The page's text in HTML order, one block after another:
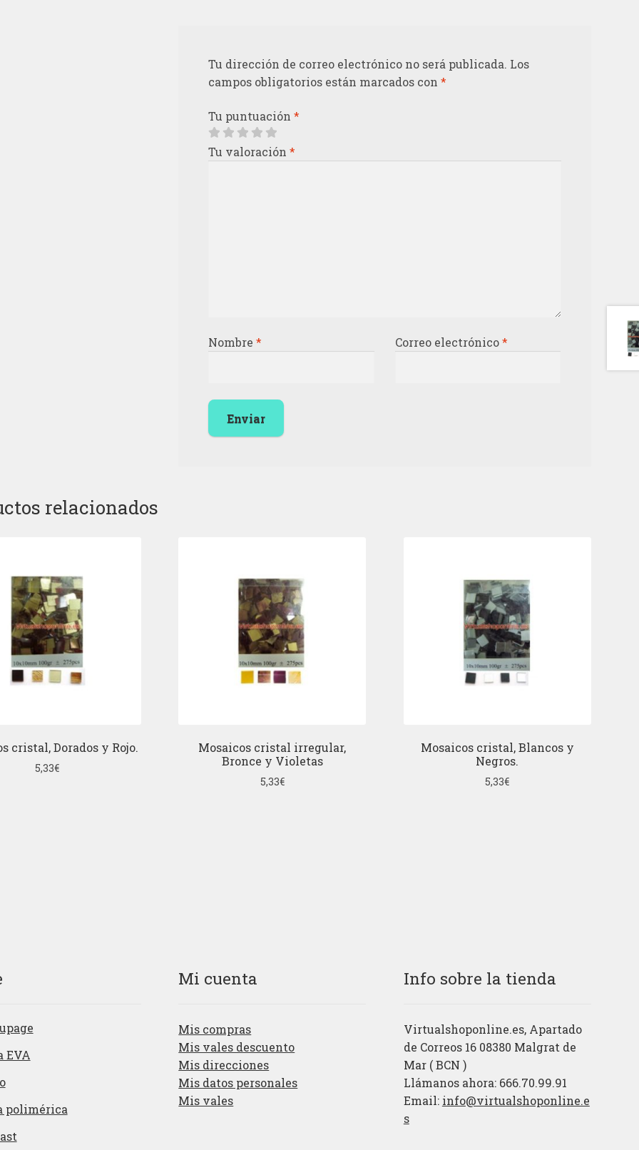
Tu dirección de correo electrónico no será publicada. Los
campos obligatorios están marcados con*
Tu puntuación*
Tu valoración*
Nombre* Correo electrónico*
relacionados
cristal, Dorados y Rojo.
5,33€
Mosaicos cristal irregular,
Bronce y Violetas
5,33€
Mosaicos cristal, Blancos y
Negros.
5,33€
EVA
polimérica
Mi cuenta
Mis compras
Mis vales descuento
Mis direcciones
Mis datos personales
Mis vales
Info sobre la tienda
Virtualshoponline.es, Apartado
de Correos 16 08380 Malgrat de
Mar ( BCN )
Llámanos ahora: 666.70.99.91
Email: info@virtualshoponline.e
s